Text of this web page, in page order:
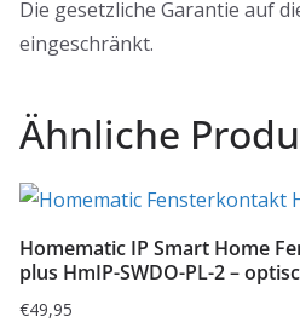
Die gesetzliche Garantie auf
eingeschränkt.
Ähnliche
Homematic IP Smart Home
plus HmIP-SWDO-PL-2 –
€49,95